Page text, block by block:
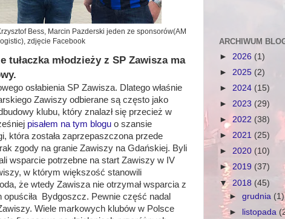
Bess, Marcin Pazderski jeden ze sponsorów(AM
zdjęcie Facebook
tułaczka młodzieży z SP Zawisza ma
osłabienia SP Zawisza. Dlatego właśnie
Zawiszy odbierane są często jako
klubu, który znalazł się przecież w
pisałem na tym blogu o szansie
która została zaprzepaszczona przede
zgody na granie Zawiszy na Gdańskiej. Byli
wsparcie potrzebne na start Zawiszy w IV
w którym większość stanowili
że wtedy Zawisza nie otrzymał wsparcia z
Bydgoszcz. Pewnie część nadal
Wiele markowych klubów w Polsce
ARCHIWUM
► 2026 (1)
► 2025 (2)
► 2024 (15)
► 2023 (29)
► 2022 (38)
► 2021 (25)
► 2020 (10)
► 2019 (37)
▼ 2018 (45)
►grudnia (1)
►
listopada